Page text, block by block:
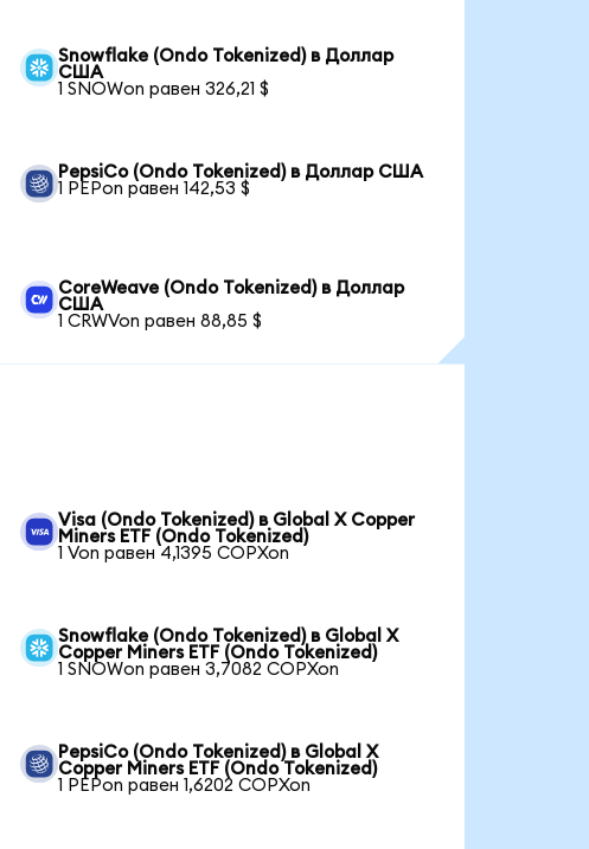
Snowflake (Ondo Tokenized) в Доллар
США
1 SNOWon равен 326,21 $
PepsiCo (Ondo Tokenized) в Доллар США
1 PEPon равен 142,53 $
CoreWeave (Ondo Tokenized) в Доллар
США
1 CRWVon равен 88,85 $
Visa (Ondo Tokenized) в Global X Copper
Miners ETF (Ondo Tokenized)
1 Von равен 4,1395 COPXon
Snowflake (Ondo Tokenized) в Global X
Copper Miners ETF (Ondo Tokenized)
1 SNOWon равен 3,7082 COPXon
PepsiCo (Ondo Tokenized) в Global X
Copper Miners ETF (Ondo Tokenized)
1 PEPon равен 1,6202 COPXon